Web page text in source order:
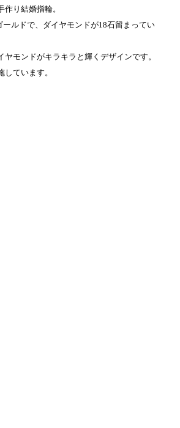
り結婚指輪。
ルドで、ダイヤモンドが18石留まってい
ヤモンドがキラキラと輝くデザインです。
ています。